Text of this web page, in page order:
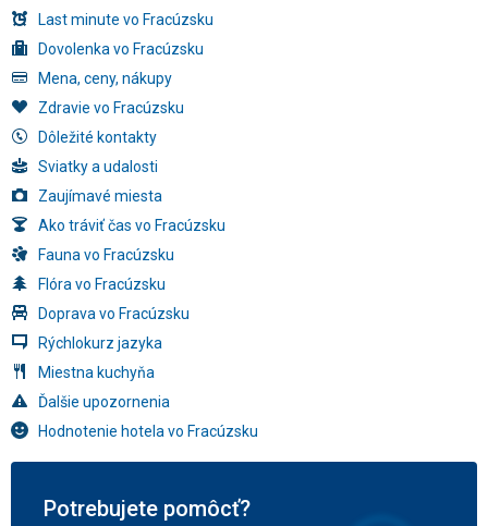
Last minute vo Fracúzsku
Dovolenka vo Fracúzsku
Mena, ceny, nákupy
Zdravie vo Fracúzsku
Dôležité kontakty
Sviatky a udalosti
Zaujímavé miesta
Ako tráviť čas vo Fracúzsku
Fauna vo Fracúzsku
Flóra vo Fracúzsku
Doprava vo Fracúzsku
Rýchlokurz jazyka
Miestna kuchyňa
Ďalšie upozornenia
Hodnotenie hotela vo Fracúzsku
Potrebujete pomôcť?